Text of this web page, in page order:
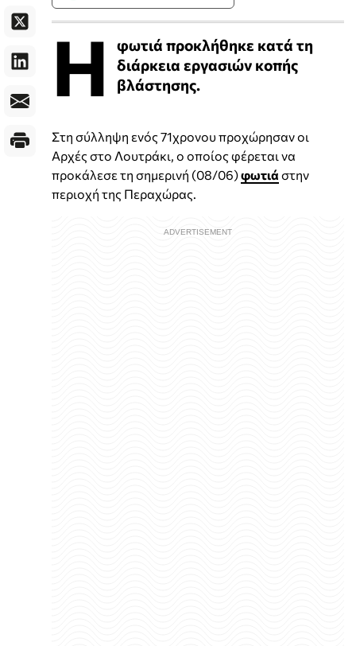
Η
φωτιά προκλήθηκε κατά τη
διάρκεια εργασιών κοπής
βλάστησης.
Στη σύλληψη ενός 71χρονου προχώρησαν οι
Αρχές στο Λουτράκι, ο οποίος φέρεται να
προκάλεσε τη σημερινή (08/06)φωτιά στην
περιοχή της Περαχώρας.